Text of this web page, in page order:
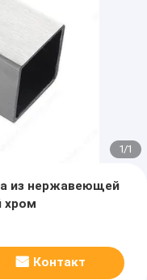
1/1
из нержавеющей
хром
Контакт